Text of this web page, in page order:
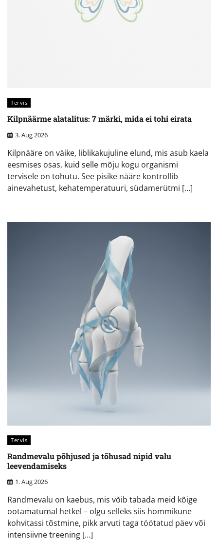
Tervis
Kilpnäärme alatalitus: 7 märki, mida ei tohi eirata
3. Aug 2026
Kilpnääre on väike, liblikakujuline elund, mis asub kaela
eesmises osas, kuid selle mõju kogu organismi
tervisele on tohutu. See pisike nääre kontrollib
ainevahetust, kehatemperatuuri, südamerütmi […]
Tervis
Randmevalu põhjused ja tõhusad nipid valu
leevendamiseks
1. Aug 2026
Randmevalu on kaebus, mis võib tabada meid kõige
ootamatumal hetkel – olgu selleks siis hommikune
kohvitassi tõstmine, pikk arvuti taga töötatud päev või
intensiivne treening […]